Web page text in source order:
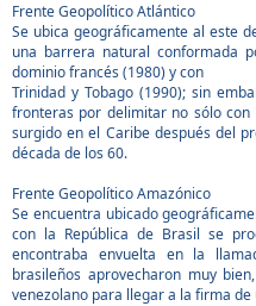
Frente Geopolítico Atlántico
Se ubica geográficamente al este
una barrera natural conformada
dominio francés (1980) y con
Trinidad y Tobago (1990); sin
fronteras por delimitar no sólo con
surgido en el Caribe después del
década de los 60.
Frente Geopolítico Amazónico
Se encuentra ubicado
con la República de Brasil se
encontraba envuelta en la
brasileños aprovecharon muy
venezolano para llegar a la firma